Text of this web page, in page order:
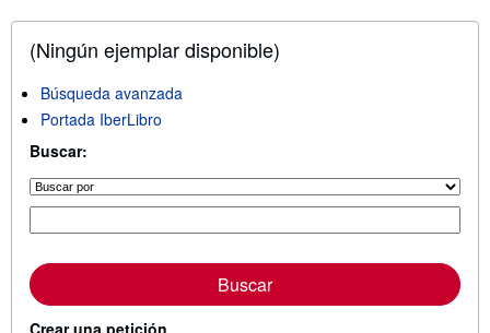
(Ningún ejemplar disponible)
Búsqueda avanzada
Portada IberLibro
Buscar:
Buscar